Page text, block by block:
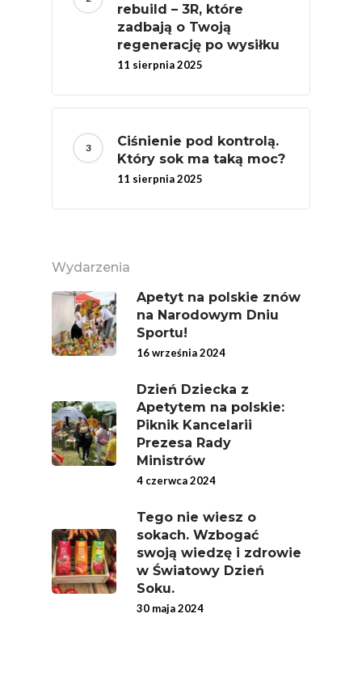
rebuild – 3R, które
zadbają o Twoją
regenerację po wysiłku
11 sierpnia 2025
Ciśnienie pod kontrolą.
Który sok ma taką moc?
11 sierpnia 2025
Wydarzenia
Apetyt na polskie znów
na Narodowym Dniu
Sportu!
16 września 2024
Dzień Dziecka z
Apetytem na polskie:
Piknik Kancelarii
Prezesa Rady
Ministrów
4 czerwca 2024
Tego nie wiesz o
sokach. Wzbogać
swoją wiedzę i zdrowie
w Światowy Dzień
Soku.
30 maja 2024